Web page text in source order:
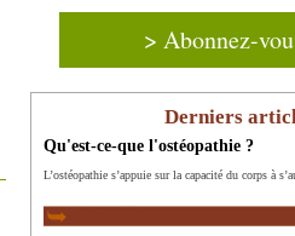
> Abonnez-
Derniers
Qu'est-ce-que l'ostéopathie ?
L’ostéopathie s’appuie sur la capacité du corps à